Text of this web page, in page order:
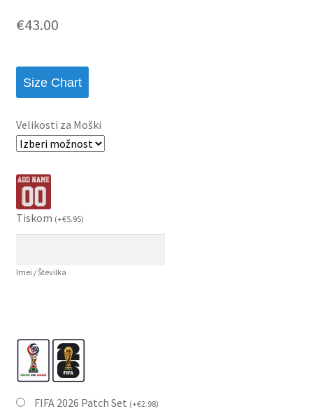
€43.00
Size Chart
Velikosti za Moški
Tiskom (+€5.95)
Imei / Številka
FIFA 2026 Patch Set (+€2.98)